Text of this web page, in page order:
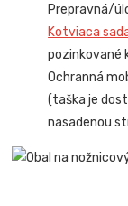
Prepravná/
Kotviaca
pozinkované
Ochranná
(taška je
nasadenou